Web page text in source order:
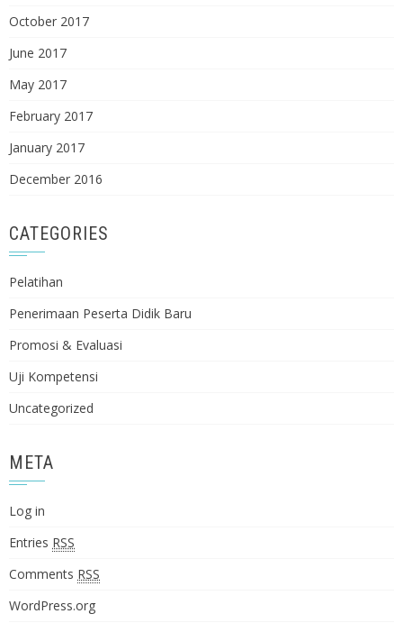
October 2017
June 2017
May 2017
February 2017
January 2017
December 2016
CATEGORIES
Pelatihan
Penerimaan Peserta Didik Baru
Promosi & Evaluasi
Uji Kompetensi
Uncategorized
META
Log in
Entries RSS
Comments RSS
WordPress.org